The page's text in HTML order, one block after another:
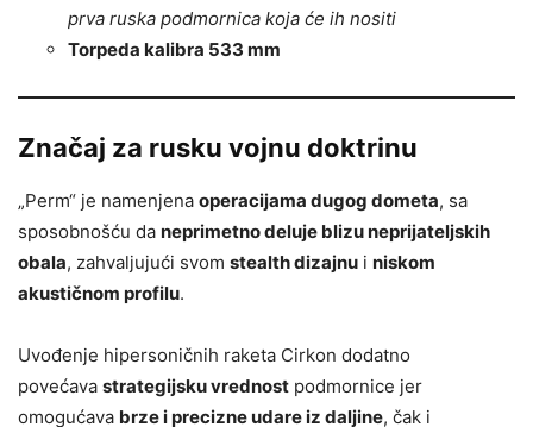
prva ruska podmornica koja će ih nositi
Torpeda kalibra 533 mm
Značaj za rusku vojnu doktrinu
„Perm“ je namenjena operacijama dugog dometa, sa
sposobnošću da neprimetno deluje blizu neprijateljskih
obala, zahvaljujući svom stealth dizajnu i niskom
akustičnom profilu.
Uvođenje hipersoničnih raketa Cirkon dodatno
povećava strategijsku vrednost podmornice jer
omogućava brze i precizne udare iz daljine, čak i